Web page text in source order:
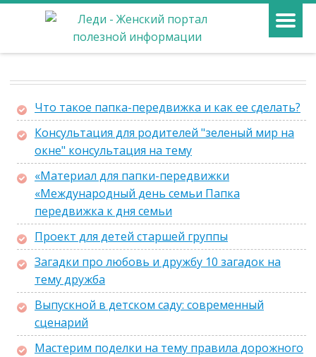
Что такое папка-передвижка и как ее сделать?
Консультация для родителей "зеленый мир на
окне" консультация на тему
«Материал для папки-передвижки
«Международный день семьи Папка
передвижка к дня семьи
Проект для детей старшей группы
Загадки про любовь и дружбу 10 загадок на
тему дружба
Выпускной в детском саду: современный
сценарий
Мастерим поделки на тему правила дорожного